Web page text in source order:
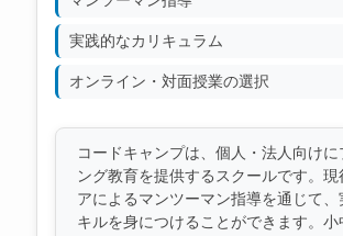
実践的なカリキュラム
オンライン・対面授業の選択
コードキャンプは、個人・法人向けに
ング教育を提供するスクールです。現
アによるマンツーマン指導を通じて、
キルを身につけることができます。小